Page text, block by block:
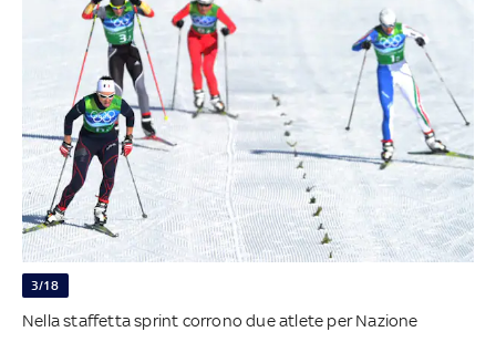
3/18
Nella staffetta sprint corrono due atlete per Nazione